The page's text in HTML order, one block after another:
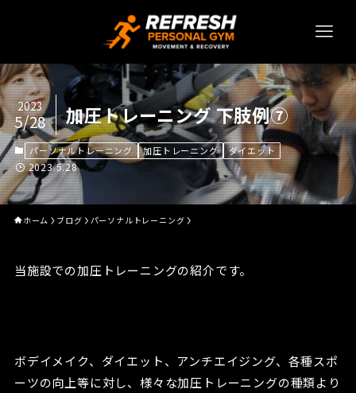
加圧トレーニング 下肢例⑦
2023
5/28
パーソナルトレーニング 加圧トレーニング ダイエット
2023.5.28
ホーム ブログ パーソナルトレーニング
当施設での加圧トレーニングの紹介です。
ボデイメイク、ダイエット、アンチエイジング、各種スポ
ーツの向上等に対し、様々な加圧トレーニングの種類より